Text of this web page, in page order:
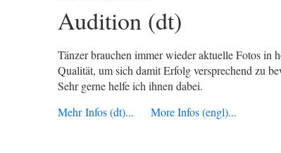
Audition (dt)
Tänzer brauchen immer wieder aktuelle Fotos in
Qualität, um sich damit Erfolg versprechend zu
Sehr gerne helfe ich ihnen dabei.
Mehr Infos (dt)...
More Infos (engl)...